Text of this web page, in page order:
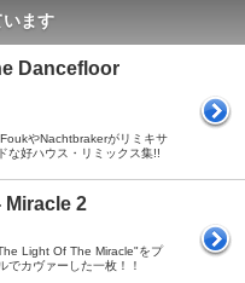
ます
Dancefloor
やNachtbrakerがリミキサ
な好ハウス・リミックス集!!
Miracle 2
Light Of The Miracle"をプ
でカヴァーした一枚！！